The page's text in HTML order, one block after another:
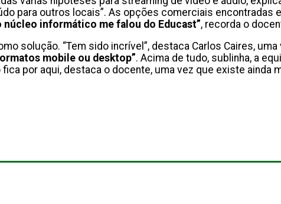
para outros locais”. As opções comerciais
núcleo informático me falou do Educast”, recorda o
solução. “Tem sido incrível”, destaca Carlos Caires, uma
mobile ou desktop”. Acima de tudo, sublinha, a
por aqui, destaca o docente, uma vez que existe ainda